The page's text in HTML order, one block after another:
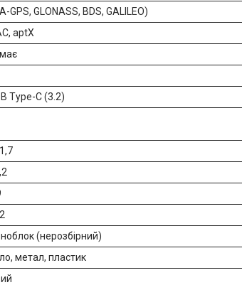
GPS, GLONASS, BDS, GALILEO)
aptX
Type-C (3.2)
(нерозбірний)
метал, пластик